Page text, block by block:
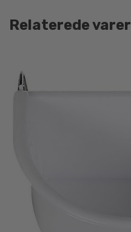
Relaterede varer